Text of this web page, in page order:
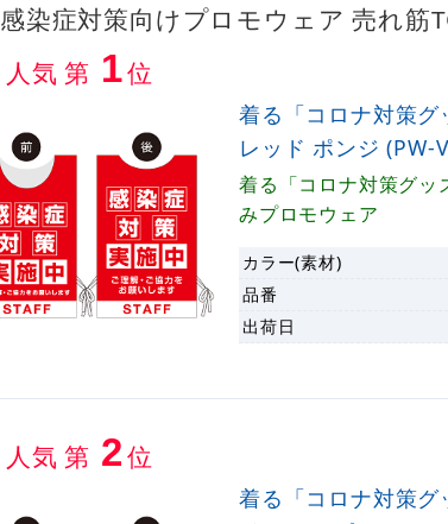
感染症対策向けプロモウェア 売れ筋
人気 第 1位
着る「コロナ対策
レッド ポンジ (PW-
着る「コロナ対策グッ
みプロモウェア
カラー(素材)
品番
出荷日
人気 第 2位
着る「コロナ対策